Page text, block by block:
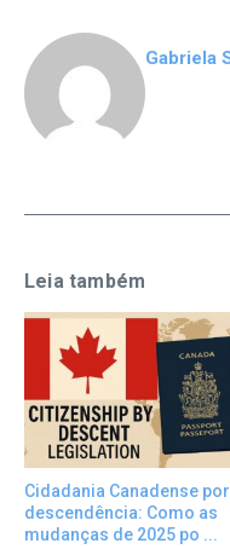
Gabriela
Leia também
Cidadania Canadense por
descendência: Como as
mudanças de 2025 po ...